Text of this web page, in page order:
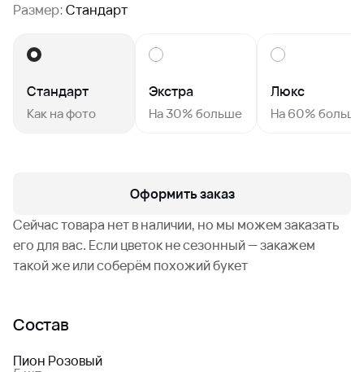
Размер:Стандарт
Стандарт
Как на фото
Экстра
На 30% больше
Люкс
На 60% больше
Оформить заказ
Сейчас товара нет в наличии, но мы можем заказать
его для вас. Если цветок не сезонный — закажем
такой же или соберём похожий букет
Состав
Пион Розовый